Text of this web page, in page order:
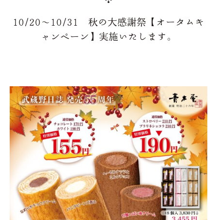
10/20～10/31 秋の大感謝祭【オータムキ
ャンペーン】実施いたします。